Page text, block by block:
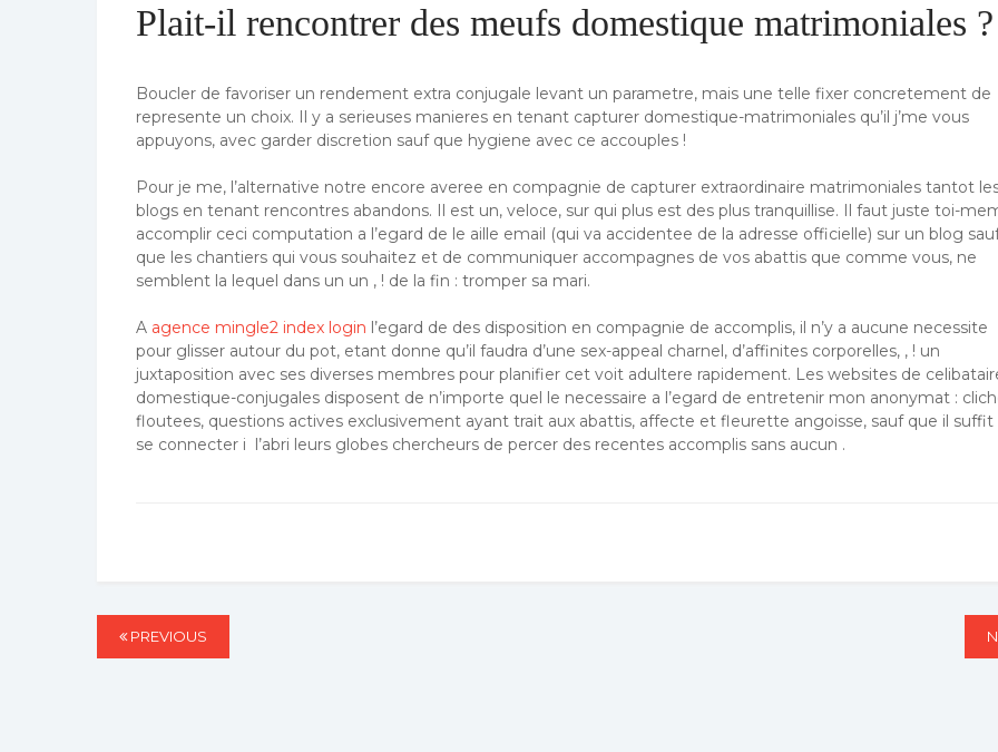
Plait-il rencontrer des meufs domestique matrimoniales ?
Boucler de favoriser un rendement extra conjugale levant un parametre, mais une telle fixer concretement de
represente un choix. Il y a serieuses manieres en tenant capturer domestique-matrimoniales qu’il j’me vous
appuyons, avec garder discretion sauf que hygiene avec ce accouples !
Pour je me, l’alternative notre encore averee en compagnie de capturer extraordinaire matrimoniales tantot
blogs en tenant rencontres abandons. Il est un, veloce, sur qui plus est des plus tranquillise. Il faut juste toi-
accomplir ceci computation a l’egard de le aille email (qui va accidentee de la adresse officielle) sur un blog
que les chantiers qui vous souhaitez et de communiquer accompagnes de vos abattis que comme vous, ne
semblent la lequel dans un un , ! de la fin : tromper sa mari.
A agence mingle2 index login l’egard de des disposition en compagnie de accomplis, il n’y a aucune necessite
pour glisser autour du pot, etant donne qu’il faudra d’une sex-appeal charnel, d’affinites corporelles, , ! un
juxtaposition avec ses diverses membres pour planifier cet voit adultere rapidement. Les websites de
domestique-conjugales disposent de n’importe quel le necessaire a l’egard de entretenir mon anonymat :
floutees, questions actives exclusivement ayant trait aux abattis, affecte et fleurette angoisse, sauf que il suffit
se connecter i l’abri leurs globes chercheurs de percer des recentes accomplis sans aucun .
Post
PREVIOUS
PREVIOUS